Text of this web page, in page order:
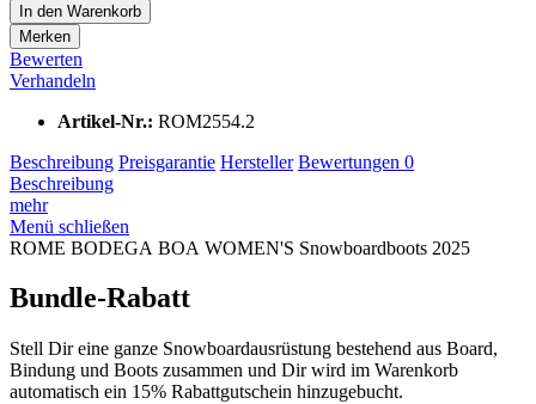
In den Warenkorb
Merken
Bewerten
Verhandeln
Artikel-Nr.: ROM2554.2
Beschreibung Preisgarantie Hersteller Bewertungen 0
Beschreibung
mehr
Menü schließen
ROME BODEGA BOA WOMEN'S Snowboardboots 2025
Bundle-Rabatt
Stell Dir eine ganze Snowboardausrüstung bestehend aus Board,
Bindung und Boots zusammen und Dir wird im Warenkorb
automatisch ein 15% Rabattgutschein hinzugebucht.